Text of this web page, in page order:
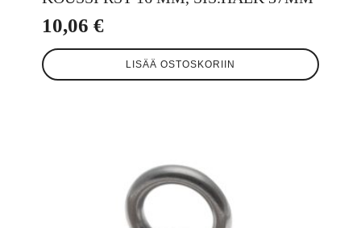
10,06 €
LISÄÄ OSTOSKORIIN